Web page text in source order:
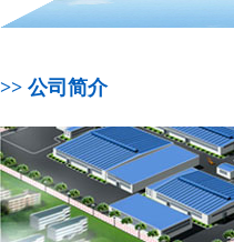
>> 公司简介